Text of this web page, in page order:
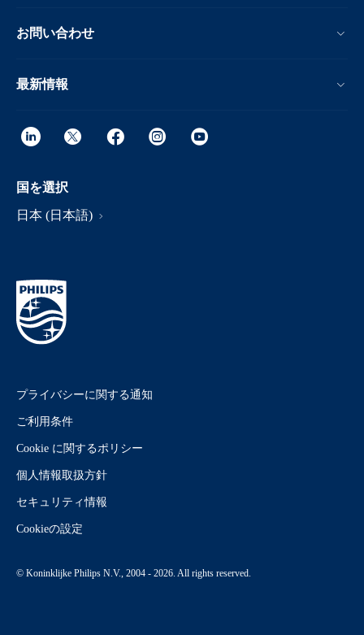
お問い合わせ
最新情報
国を選択
日本 (日本語)
プライバシーに関する通知
ご利用条件
Cookie に関するポリシー
個人情報取扱方針
セキュリティ情報
Cookieの設定
© Koninklijke Philips N.V., 2004 - 2026. All rights reserved.